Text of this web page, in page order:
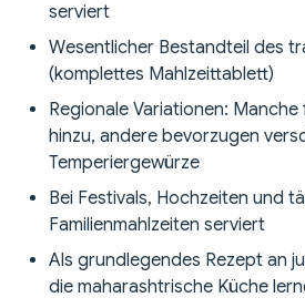
serviert
Wesentlicher Bestandteil des
(komplettes Mahlzeittablett)
Regionale Variationen:
hinzu, andere bevorzugen
Temperiergewürze
Bei Festivals, Hochzeiten und
Familienmahlzeiten serviert
Als grundlegendes Rezept an
die maharashtrische Küche